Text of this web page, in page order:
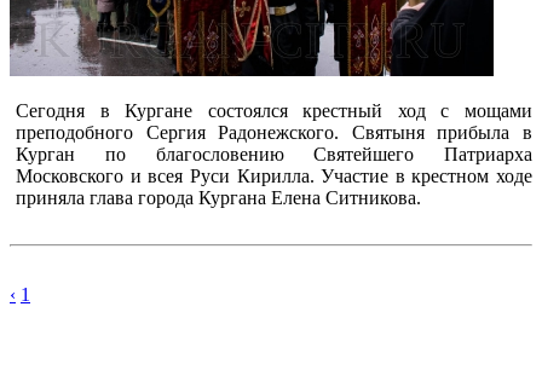
Сегодня в Кургане состоялся крестный ход с мощами
преподобного Сергия Радонежского. Святыня прибыла в
Курган по благословению Святейшего Патриарха
Московского и всея Руси Кирилла. Участие в крестном ходе
приняла глава города Кургана Елена Ситникова.
‹ 1